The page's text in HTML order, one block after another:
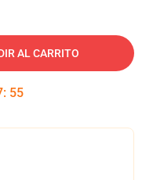
AL CARRITO
: 54